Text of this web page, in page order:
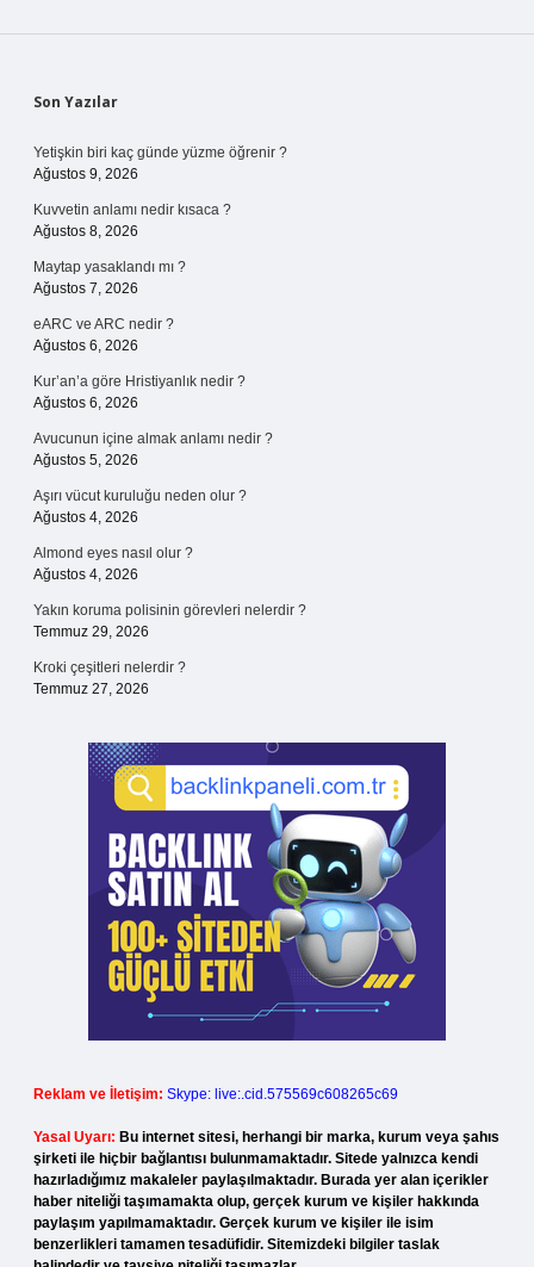
Sidebar
Son Yazılar
Yetişkin biri kaç günde yüzme öğrenir ?
Ağustos 9, 2026
Kuvvetin anlamı nedir kısaca ?
Ağustos 8, 2026
Maytap yasaklandı mı ?
Ağustos 7, 2026
eARC ve ARC nedir ?
Ağustos 6, 2026
Kur’an’a göre Hristiyanlık nedir ?
Ağustos 6, 2026
Avucunun içine almak anlamı nedir ?
Ağustos 5, 2026
Aşırı vücut kuruluğu neden olur ?
Ağustos 4, 2026
Almond eyes nasıl olur ?
Ağustos 4, 2026
Yakın koruma polisinin görevleri nelerdir ?
Temmuz 29, 2026
Kroki çeşitleri nelerdir ?
Temmuz 27, 2026
Reklam ve İletişim: Skype: live:.cid.575569c608265c69
Yasal Uyarı: Bu internet sitesi, herhangi bir marka, kurum veya şahıs
şirketi ile hiçbir bağlantısı bulunmamaktadır. Sitede yalnızca kendi
hazırladığımız makaleler paylaşılmaktadır. Burada yer alan içerikler
haber niteliği taşımamakta olup, gerçek kurum ve kişiler hakkında
paylaşım yapılmamaktadır. Gerçek kurum ve kişiler ile isim
benzerlikleri tamamen tesadüfidir. Sitemizdeki bilgiler taslak